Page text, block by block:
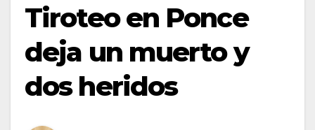
Tiroteo en Ponce
deja un muerto y
dos heridos